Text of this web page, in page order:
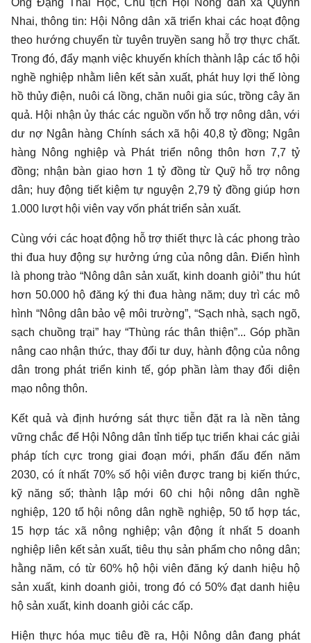
Nhai, thông tin: Hội Nông dân xã triển khai các hoạt động
theo hướng chuyển từ tuyên truyền sang hỗ trợ thực chất.
Trong đó, đẩy mạnh việc khuyến khích thành lập các tổ hội
nghề nghiệp nhằm liên kết sản xuất, phát huy lợi thế lòng
hồ thủy điện, nuôi cá lồng, chăn nuôi gia súc, trồng cây ăn
quả. Hội nhận ủy thác các nguồn vốn hỗ trợ nông dân, với
dư nợ Ngân hàng Chính sách xã hội 40,8 tỷ đồng; Ngân
hàng Nông nghiệp và Phát triển nông thôn hơn 7,7 tỷ
đồng; nhận bàn giao hơn 1 tỷ đồng từ Quỹ hỗ trợ nông
dân; huy động tiết kiệm tự nguyện 2,79 tỷ đồng giúp hơn
1.000 lượt hội viên vay vốn phát triển sản xuất.
Cùng với các hoạt động hỗ trợ thiết thực là các phong trào
thi đua huy động sự hưởng ứng của nông dân. Điển hình
là phong trào “Nông dân sản xuất, kinh doanh giỏi” thu hút
hơn 50.000 hộ đăng ký thi đua hàng năm; duy trì các mô
hình “Nông dân bảo vệ môi trường”, “Sạch nhà, sạch ngõ,
sạch chuồng trại” hay “Thùng rác thân thiện”... Góp phần
nâng cao nhận thức, thay đổi tư duy, hành động của nông
dân trong phát triển kinh tế, góp phần làm thay đổi diện
mạo nông thôn.
Kết quả và định hướng sát thực tiễn đặt ra là nền tảng
vững chắc để Hội Nông dân tỉnh tiếp tục triển khai các giải
pháp tích cực trong giai đoạn mới, phấn đấu đến năm
2030, có ít nhất 70% số hội viên được trang bị kiến thức,
kỹ năng số; thành lập mới 60 chi hội nông dân nghề
nghiệp, 120 tổ hội nông dân nghề nghiệp, 50 tổ hợp tác,
15 hợp tác xã nông nghiệp; vận động ít nhất 5 doanh
nghiệp liên kết sản xuất, tiêu thụ sản phẩm cho nông dân;
hằng năm, có từ 60% hộ hội viên đăng ký danh hiệu hộ
sản xuất, kinh doanh giỏi, trong đó có 50% đạt danh hiệu
hộ sản xuất, kinh doanh giỏi các cấp.
Hiện thực hóa mục tiêu đề ra, Hội Nông dân đang phát